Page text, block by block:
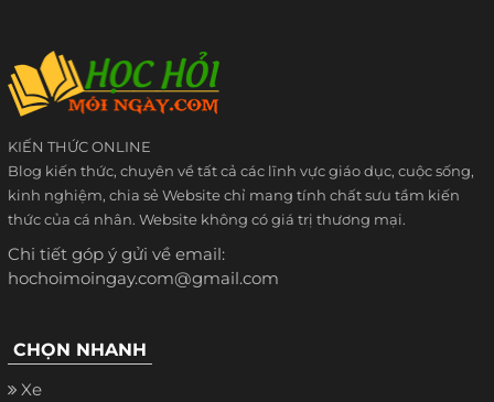
KIẾN THỨC ONLINE
Blog kiến thức, chuyên về tất cả các lĩnh vực giáo dục, cuộc sống,
kinh nghiệm, chia sẻ Website chỉ mang tính chất sưu tầm kiến
thức của cá nhân. Website không có giá trị thương mại.
Chi tiết góp ý gửi về email:
hochoimoingay.com@gmail.com
CHỌN NHANH
Xe